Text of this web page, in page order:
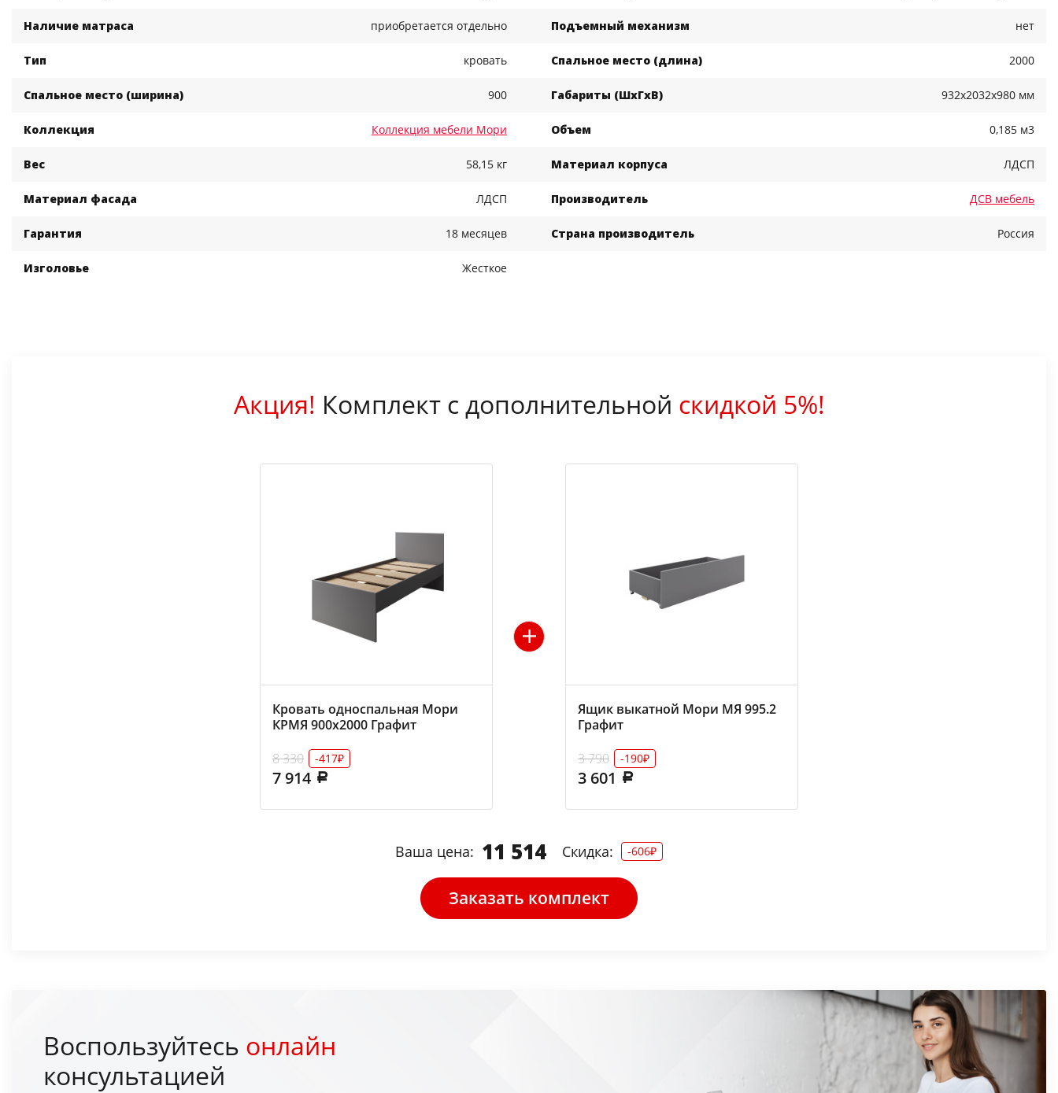
Наличие матраса приобретается отдельно Подъемный механизм нет
Тип кровать Спальное место (длина) 2000
Спальное место (ширина) 900 Габариты (ШхГхВ) 932x2032x980 мм
Коллекция Коллекция мебели Мори Объем 0,185 м3
Вес 58,15 кг Материал корпуса ЛДСП
Материал фасада ЛДСП Производитель ДСВ мебель
Гарантия 18 месяцев Страна производитель Россия
Изголовье Жесткое
Акция! Комплект с дополнительной скидкой 5%!
Кровать односпальная Мори
КРМЯ 900х2000 Графит
8 330
-417₽
7 914
Ящик выкатной Мори МЯ 995.2
Графит
3 790
-190₽
3 601
Ваша цена: 11 514 Скидка: -606₽
Заказать комплект
Воспользуйтесь онлайн
консультацией